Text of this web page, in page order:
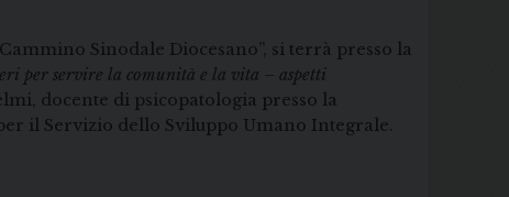
Sinodale Diocesano”, si terrà presso la
per servire la comunità e la vita – aspetti
docente di psicopatologia presso la
il Servizio dello Sviluppo Umano Integrale.